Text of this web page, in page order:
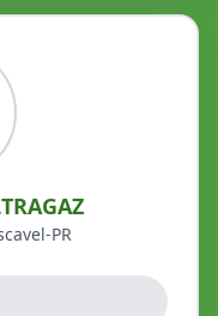
PR